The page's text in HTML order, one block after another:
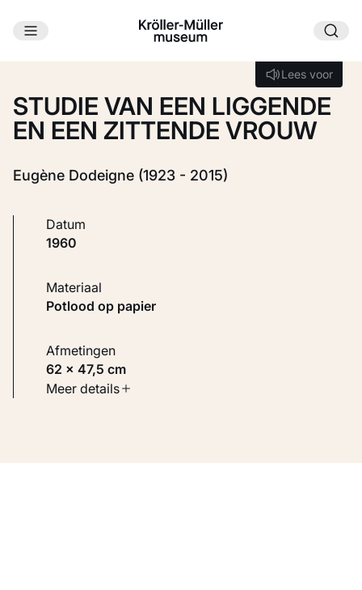
Ga naar hoofdinhoud
Lees voor
Lees voor
STUDIE VAN EEN LIGGENDE
EN EEN ZITTENDE VROUW
Eugène Dodeigne (1923 - 2015)
Datum
1960
Materiaal
Potlood op papier
Afmetingen
62 × 47,5 cm
Soort werk
Meer details